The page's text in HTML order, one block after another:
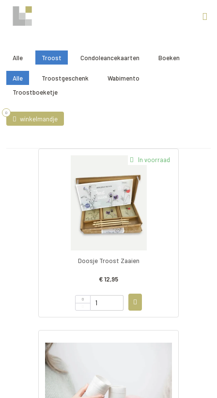
Alle Troost Condoleancekaarten Boeken
Alle Troostgeschenk
Wabimento
Troostboeketje
winkelmandje
0
In voorraad
Doosje Troost Zaaien
€ 12,95